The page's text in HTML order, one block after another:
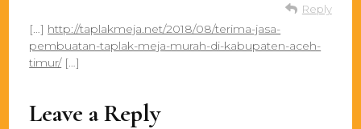
Reply
[…] http://taplakmeja.net/2018/08/terima-jasa-
pembuatan-taplak-meja-murah-di-kabupaten-aceh-
timur/[…]
Leave a Reply